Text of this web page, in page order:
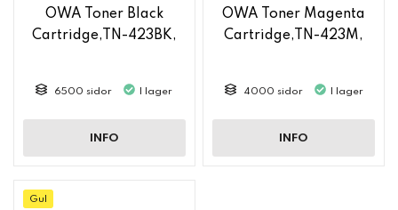
OWA Toner Black
Cartridge,TN-423BK,
6500 sidor I lager
INFO
OWA Toner Magenta
Cartridge,TN-423M,
4000 sidor I lager
INFO
Gul